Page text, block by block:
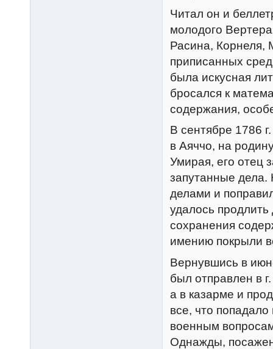
Читал он и
молодого
Расина, Корнеля,
приписанных
была искусная
бросался к
содержания,
В сентябре 1786
в Аяччо, на
Умирая, его отец
запутанные дела.
делами и
удалось
сохранения
имению покрыли
Вернувшись в
был отправлен в
а в казарме и
все, что
военным
Однажды,